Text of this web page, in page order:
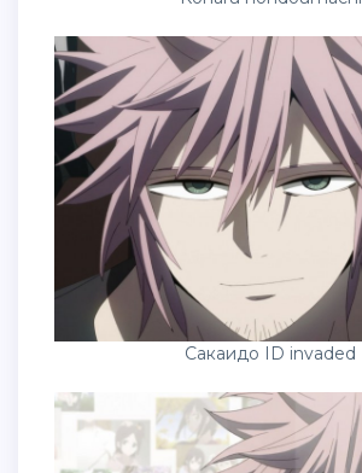
Сакаидо ID invaded